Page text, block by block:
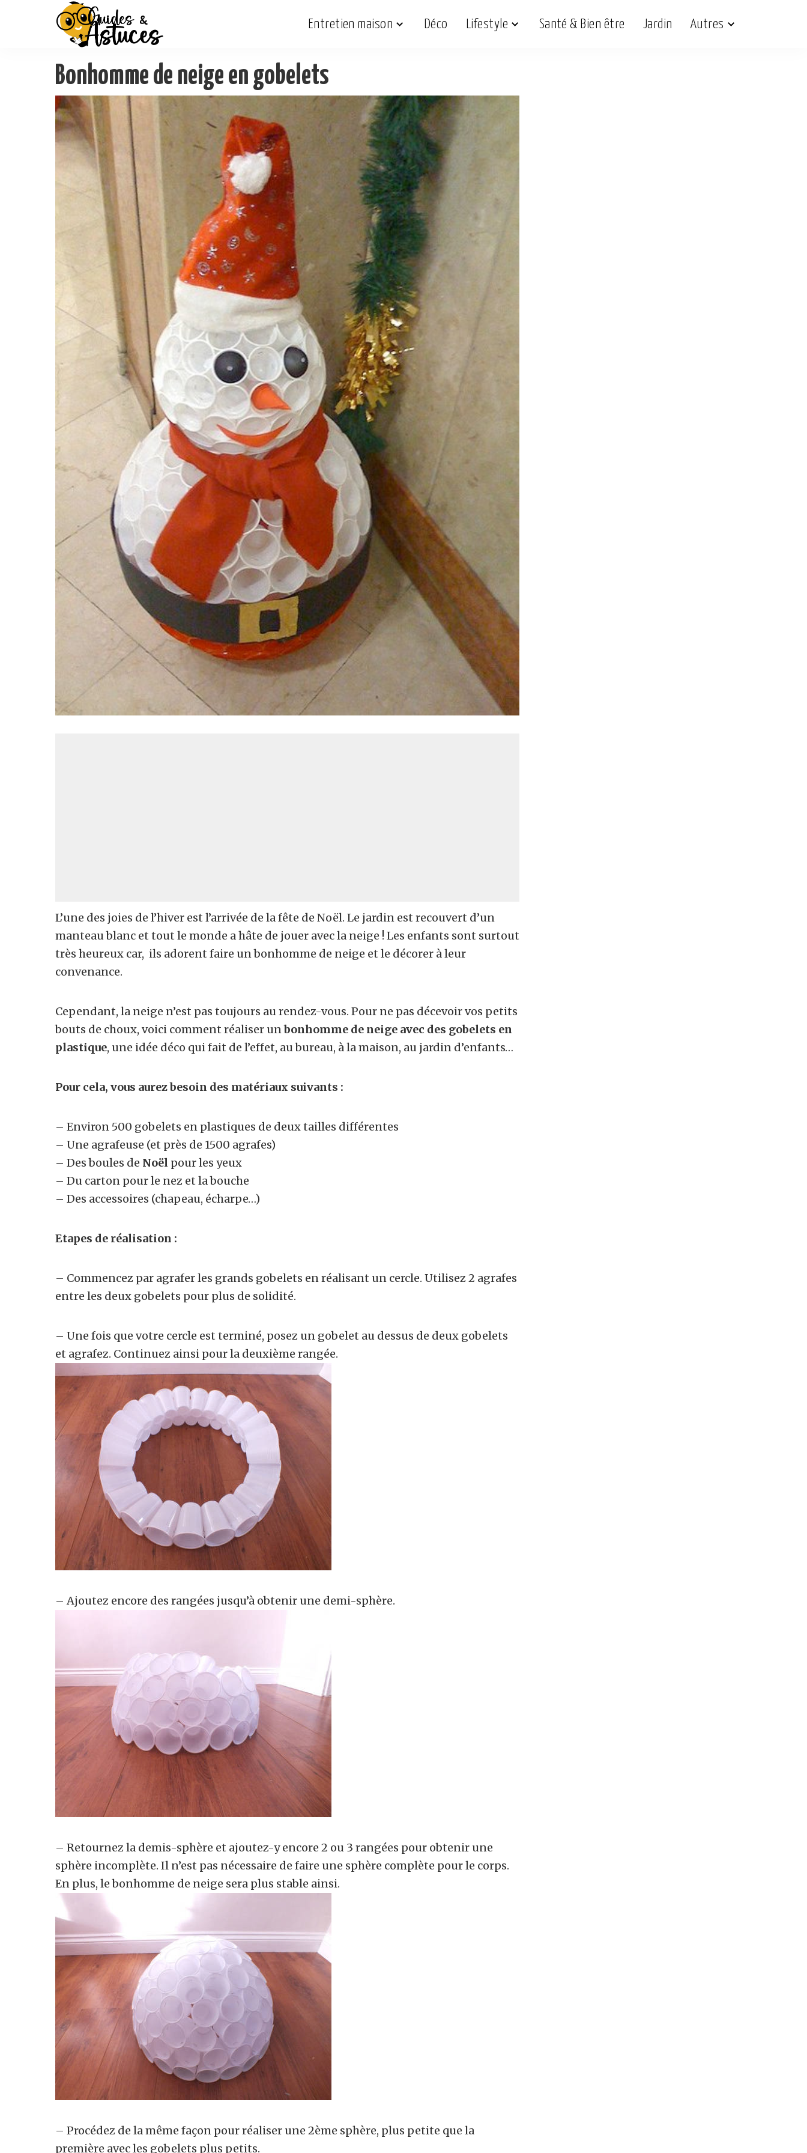
Entretien maison Déco Lifestyle Santé & Bien être Jardin Autres
Bonhomme de neige en gobelets
L’une des joies de l’hiver est l’arrivée de la fête de Noël. Le jardin est recouvert d’un
manteau blanc et tout le monde a hâte de jouer avec la neige ! Les enfants sont surtout
très heureux car, ils adorent faire un bonhomme de neige et le décorer à leur
convenance.
Cependant, la neige n’est pas toujours au rendez-vous. Pour ne pas décevoir vos petits
bouts de choux, voici comment réaliser unbonhomme de neige avec des gobelets en
plastique, une idée déco qui fait de l’effet, au bureau, à la maison, au jardin d’enfants…
Pour cela, vous aurez besoin des matériaux suivants :
– Environ 500 gobelets en plastiques de deux tailles différentes
– Une agrafeuse (et près de 1500 agrafes)
– Des boules de Noël pour les yeux
– Du carton pour le nez et la bouche
– Des accessoires (chapeau, écharpe…)
Etapes de réalisation :
– Commencez par agrafer les grands gobelets en réalisant un cercle. Utilisez 2 agrafes
entre les deux gobelets pour plus de solidité.
– Une fois que votre cercle est terminé, posez un gobelet au dessus de deux gobelets
et agrafez. Continuez ainsi pour la deuxième rangée.
– Ajoutez encore des rangées jusqu’à obtenir une demi-sphère.
– Retournez la demis-sphère et ajoutez-y encore 2 ou 3 rangées pour obtenir une
sphère incomplète. Il n’est pas nécessaire de faire une sphère complète pour le corps.
En plus, le bonhomme de neige sera plus stable ainsi.
– Procédez de la même façon pour réaliser une 2ème sphère, plus petite que la
première avec les gobelets plus petits.